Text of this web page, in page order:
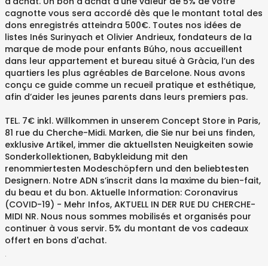
cagnotte vous sera accordé dès que le montant total des
dons enregistrés atteindra 500€. Toutes nos idées de
listes Inés Surinyach et Olivier Andrieux, fondateurs de la
marque de mode pour enfants Búho, nous accueillent
dans leur appartement et bureau situé à Gràcia, l’un des
quartiers les plus agréables de Barcelone. Nous avons
conçu ce guide comme un recueil pratique et esthétique,
afin d’aider les jeunes parents dans leurs premiers pas.
TEL. 7€ inkl. Willkommen in unserem Concept Store in Paris,
81 rue du Cherche-Midi. Marken, die Sie nur bei uns finden,
exklusive Artikel, immer die aktuellsten Neuigkeiten sowie
Sonderkollektionen, Babykleidung mit den
renommiertesten Modeschöpfern und den beliebtesten
Designern. Notre ADN s’inscrit dans la maxime du bien-fait,
du beau et du bon. Aktuelle Information: Coronavirus
(COVID-19) - Mehr Infos, AKTUELL IN DER RUE DU CHERCHE-
MIDI NR. Nous nous sommes mobilisés et organisés pour
continuer à vous servir. 5% du montant de vos cadeaux
offert en bons d'achat.